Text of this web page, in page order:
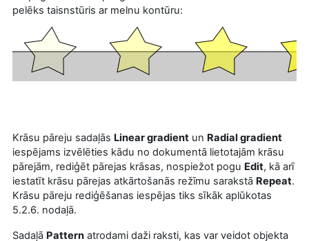
pelēks taisnstūris ar melnu kontūru:
Krāsu pāreju sadaļās Linear gradient un Radial gradient
iespējams izvēlēties kādu no dokumentā lietotajām krāsu
pārejām, rediģēt pārejas krāsas, nospiežot pogu Edit, kā arī
iestatīt krāsu pārejas atkārtošanās režīmu sarakstā Repeat.
Krāsu pāreju rediģēšanas iespējas tiks sīkāk aplūkotas
5.2.6. nodaļā.
Sadaļā Pattern atrodami daži raksti, kas var veidot objekta